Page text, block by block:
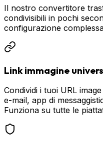
Il nostro convertitore
condivisibili in pochi
configurazione
Link immagine
Condividi i tuoi URL
e-mail, app di
Funziona su tutte le